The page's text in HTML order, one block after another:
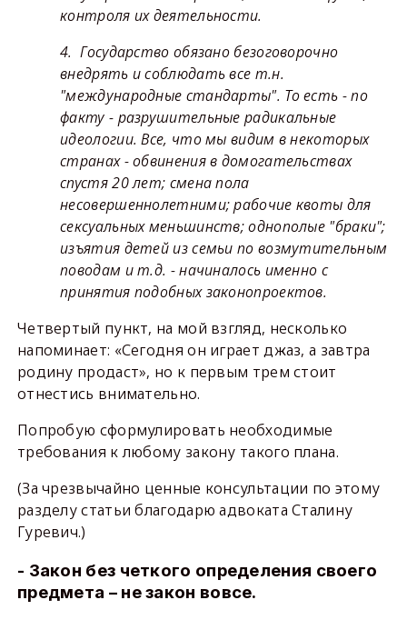
контроля их деятельности.
4. Государство обязано безоговорочно
внедрять и соблюдать все т.н.
"международные стандарты". То есть - по
факту - разрушительные радикальные
идеологии. Все, что мы видим в некоторых
странах - обвинения в домогательствах
спустя 20 лет; смена пола
несовершеннолетними; рабочие квоты для
сексуальных меньшинств; однополые "браки";
изъятия детей из семьи по возмутительным
поводам и т.д. - начиналось именно с
принятия подобных законопроектов.
Четвертый пункт, на мой взгляд, несколько
напоминает: «Сегодня он играет джаз, а завтра
родину продаст», но к первым трем стоит
отнестись внимательно.
Попробую сформулировать необходимые
требования к любому закону такого плана.
(За чрезвычайно ценные консультации по этому
разделу статьи благодарю адвоката Сталину
Гуревич.)
- Закон без четкого определения своего
предмета – не закон вовсе.